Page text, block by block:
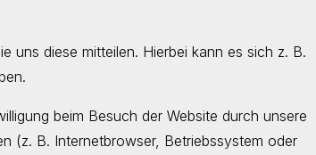
uns diese mitteilen. Hierbei kann es sich z. B.
beim Besuch der Website durch unsere
(z. B. Internetbrowser, Betriebssystem oder